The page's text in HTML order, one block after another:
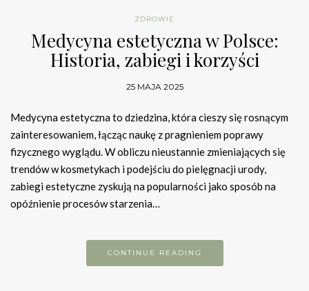
ZDROWIE
Medycyna estetyczna w Polsce:
Historia, zabiegi i korzyści
25 MAJA 2025
Medycyna estetyczna to dziedzina, która cieszy się rosnącym
zainteresowaniem, łącząc naukę z pragnieniem poprawy
fizycznego wyglądu. W obliczu nieustannie zmieniających się
trendów w kosmetykach i podejściu do pielęgnacji urody,
zabiegi estetyczne zyskują na popularności jako sposób na
opóźnienie procesów starzenia…
CONTINUE READING